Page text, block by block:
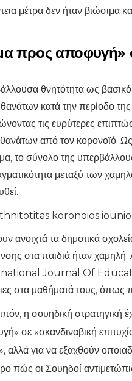
μέτρα δεν ήταν βιώσιμα
προς αποφυγή»
θνητότητα ως βασικό
κατά την περίοδο
τις ευρύτερες
από τον κορονοϊό.
το σύνολο της
μεταξύ των
ανοιχτά τα δημοτικά
στα παιδιά ήταν
Journal Of
στα μαθήματά τους, όπως
η σουηδική στρατηγική
σε «σκανδιναβική
για να εξαχθούν
πώς οι Σουηδοί